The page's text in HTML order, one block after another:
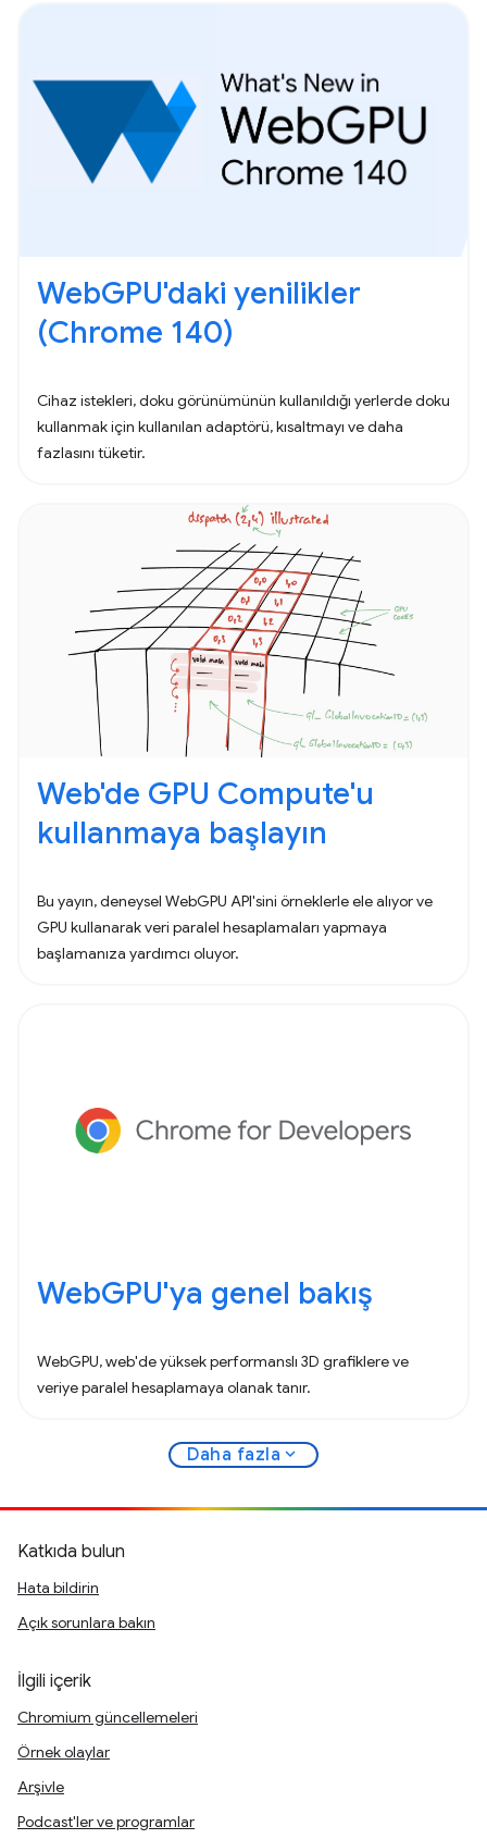
WebGPU'daki yenilikler
(Chrome 140)
Cihaz istekleri, doku görünümünün kullanıldığı yerlerde doku
kullanmak için kullanılan adaptörü, kısaltmayı ve daha
fazlasını tüketir.
Web'de GPU Compute'u
kullanmaya başlayın
Bu yayın, deneysel WebGPU API'sini örneklerle ele alıyor ve
GPU kullanarak veri paralel hesaplamaları yapmaya
başlamanıza yardımcı oluyor.
WebGPU'ya genel bakış
WebGPU, web'de yüksek performanslı 3D grafiklere ve
veriye paralel hesaplamaya olanak tanır.
Daha fazla expand_more
Katkıda bulun
Hata bildirin
Açık sorunlara bakın
İlgili içerik
Chromium güncellemeleri
Örnek olaylar
Arşivle
Podcast'ler ve programlar